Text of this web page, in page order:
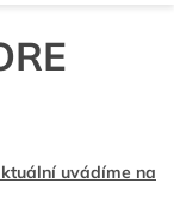
uvádíme na